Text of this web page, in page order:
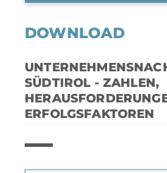
DOWNLOAD
SÜDTIROL - ZAHLEN,
ERFOLGSFAKTOREN